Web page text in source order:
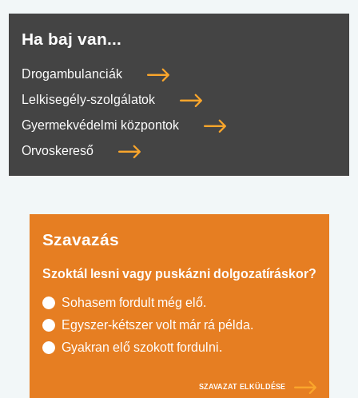
Ha baj van...
Drogambulanciák
Lelkisegély-szolgálatok
Gyermekvédelmi központok
Orvoskereső
Szavazás
Szoktál lesni vagy puskázni dolgozatíráskor?
Sohasem fordult még elő.
Egyszer-kétszer volt már rá példa.
Gyakran elő szokott fordulni.
SZAVAZAT ELKÜLDÉSE